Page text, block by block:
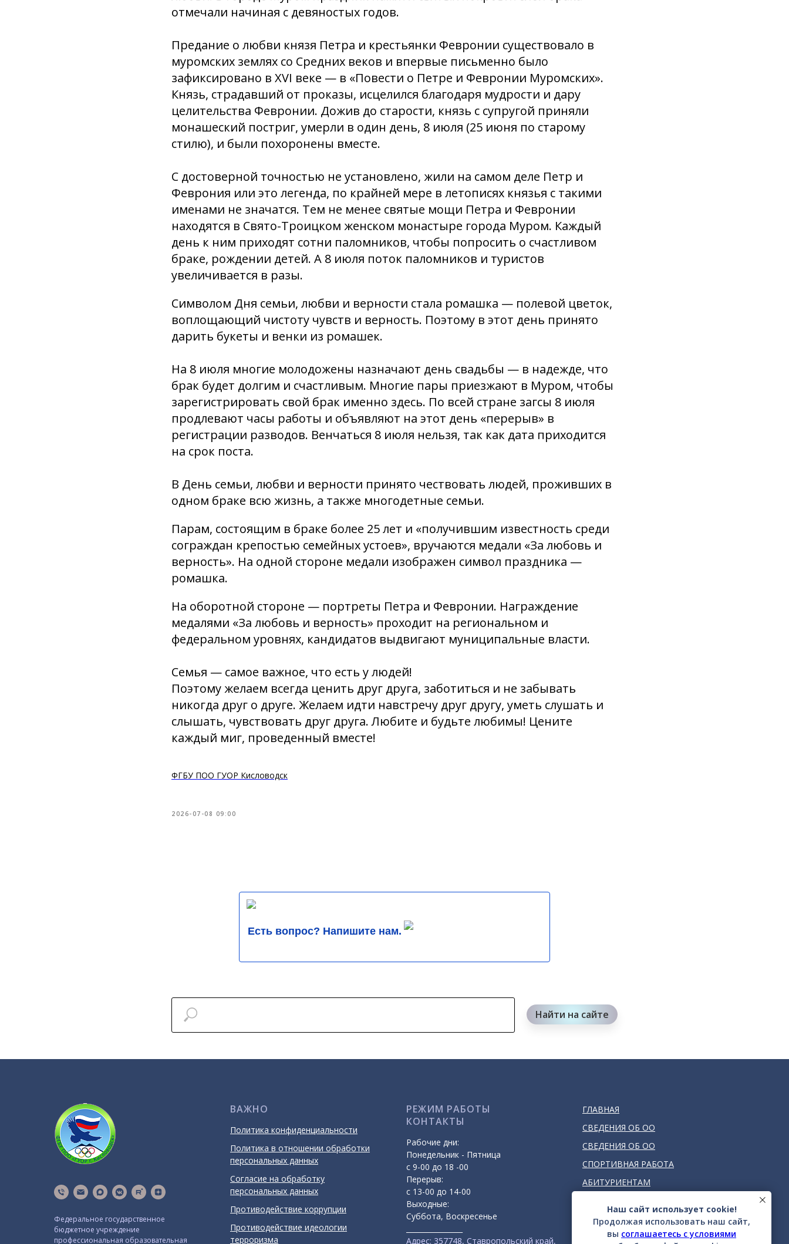
Наш сайт использует cookie!
Продолжая использовать наш сайт,
вы соглашаетесь с условиями
отмечали начиная с девяностых годов.
Предание о любви князя Петра и крестьянки Февронии существовало в
муромских землях со Средних веков и впервые письменно было
зафиксировано в XVI веке — в «Повести о Петре и Февронии Муромских».
Князь, страдавший от проказы, исцелился благодаря мудрости и дару
целительства Февронии. Дожив до старости, князь с супругой приняли
монашеский постриг, умерли в один день, 8 июля (25 июня по старому
стилю), и были похоронены вместе.
С достоверной точностью не установлено, жили на самом деле Петр и
Феврония или это легенда, по крайней мере в летописях князья с такими
именами не значатся. Тем не менее святые мощи Петра и Февронии
находятся в Свято-Троицком женском монастыре города Муром. Каждый
день к ним приходят сотни паломников, чтобы попросить о счастливом
браке, рождении детей. А 8 июля поток паломников и туристов
увеличивается в разы.
Символом Дня семьи, любви и верности стала ромашка — полевой цветок,
воплощающий чистоту чувств и верность. Поэтому в этот день принято
дарить букеты и венки из ромашек.
На 8 июля многие молодожены назначают день свадьбы — в надежде, что
брак будет долгим и счастливым. Многие пары приезжают в Муром, чтобы
зарегистрировать свой брак именно здесь. По всей стране загсы 8 июля
продлевают часы работы и объявляют на этот день «перерыв» в
регистрации разводов. Венчаться 8 июля нельзя, так как дата приходится
на срок поста.
В День семьи, любви и верности принято чествовать людей, проживших в
одном браке всю жизнь, а также многодетные семьи.
Парам, состоящим в браке более 25 лет и «получившим известность среди
сограждан крепостью семейных устоев», вручаются медали «За любовь и
верность». На одной стороне медали изображен символ праздника —
ромашка.
На оборотной стороне — портреты Петра и Февронии. Награждение
медалями «За любовь и верность» проходит на региональном и
федеральном уровнях, кандидатов выдвигают муниципальные власти.
Семья — самое важное, что есть у людей!
Поэтому желаем всегда ценить друг друга, заботиться и не забывать
никогда друг о друге. Желаем идти навстречу друг другу, уметь слушать и
слышать, чувствовать друг друга. Любите и будьте любимы! Цените
каждый миг, проведенный вместе!
ФГБУ ПОО ГУОР Кисловодск
2026-07-08 09:00
Есть вопрос? Напишите нам.
Найти на сайте
Федеральное государственное
бюджетное учреждение
профессиональная образовательная
ВАЖНО
Политика конфиденциальности
Политика в отношении обработки
персональных данных
Согласие на обработку
персональных данных
Противодействие коррупции
Противодействие идеологии
терроризма
РЕЖИМ РАБОТЫ
КОНТАКТЫ
Рабочие дни:
Понедельник - Пятница
с 9-00 до 18 -00
Перерыв:
с 13-00 до 14-00
Выходные:
Суббота, Воскресенье
Адрес: 357748, Ставропольский край,
ГЛАВНАЯ
СВЕДЕНИЯ ОБ ОО
СВЕДЕНИЯ ОБ ОО
СПОРТИВНАЯ РАБОТА
АБИТУРИЕНТАМ
УСЛУГИ
НОВОСТИ